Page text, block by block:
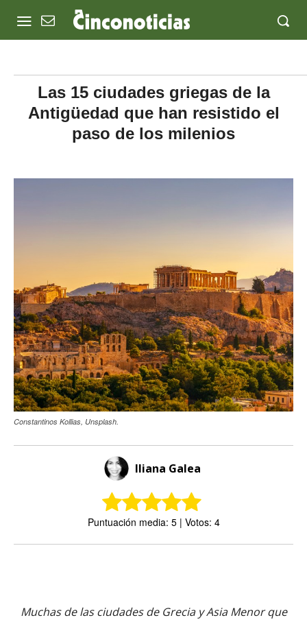
Las 15 ciudades griegas de la
Antigüedad que han resistido el
paso de los milenios
Constantinos Kollias, Unsplash.
Iliana Galea
Puntuación media: 5 | Votos: 4
Muchas de las ciudades de Grecia y Asia Menor que